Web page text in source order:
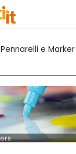
Pennarelli e Marker